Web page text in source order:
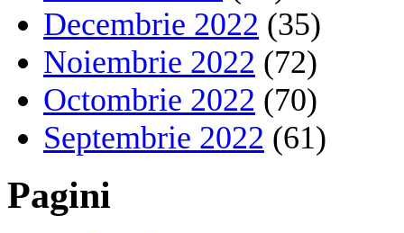
Decembrie 2022 (35)
Noiembrie 2022 (72)
Octombrie 2022 (70)
Septembrie 2022 (61)
Pagini